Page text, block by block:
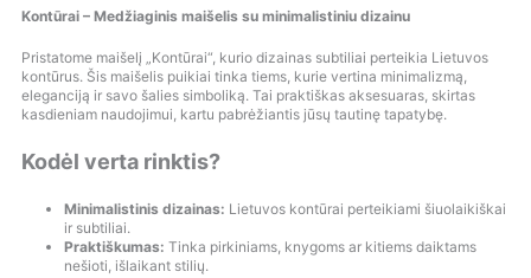
Kontūrai – Medžiaginis maišelis su minimalistiniu dizainu
Pristatome maišelį „Kontūrai“, kurio dizainas subtiliai perteikia Lietuvos
kontūrus. Šis maišelis puikiai tinka tiems, kurie vertina minimalizmą,
eleganciją ir savo šalies simboliką. Tai praktiškas aksesuaras, skirtas
kasdieniam naudojimui, kartu pabrėžiantis jūsų tautinę tapatybę.
Kodėl verta rinktis?
Minimalistinis dizainas: Lietuvos kontūrai perteikiami šiuolaikiškai
ir subtiliai.
Praktiškumas: Tinka pirkiniams, knygoms ar kitiems daiktams
nešioti, išlaikant stilių.